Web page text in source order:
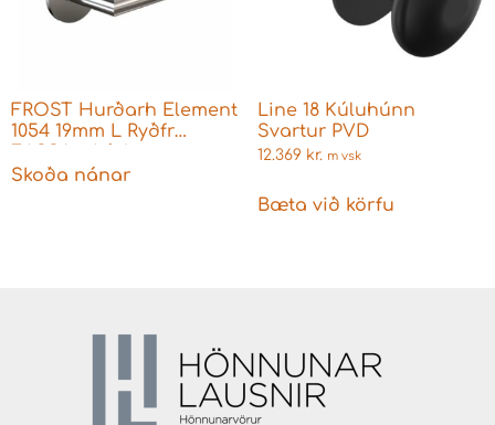
FROST Hurðarh Element
1054 19mm L Ryðfr
læsingar
Skoða nánar
Line 18 Kúluhúnn
Svartur PVD
12.369 kr. m vsk
Bæta við körfu